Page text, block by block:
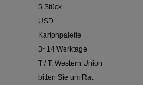
5 Stück
USD
Kartonpalette
3~14 Werktage
T / T, Western Union
bitten Sie um Rat